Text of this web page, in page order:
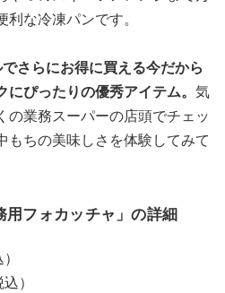
な冷凍パンです。
さらにお得に買える今だから
ぴったりの優秀アイテム。 気
の業務スーパーの店頭でチェッ
もちの美味しさを体験してみて
用フォカッチャ」の詳細
）